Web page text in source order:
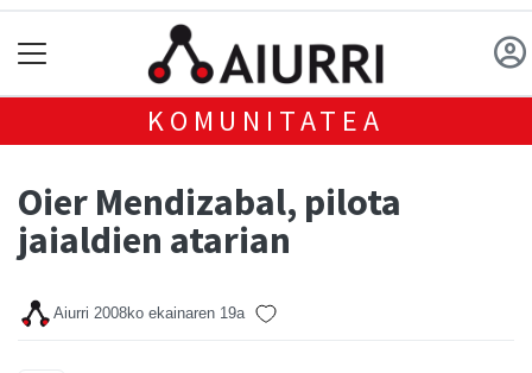
KOMUNITATEA
Oier Mendizabal, pilota
jaialdien atarian
Aiurri 2008ko ekainaren 19a